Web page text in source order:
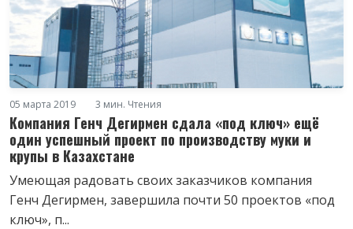
05 марта 2019 3 мин. Чтения
Компания Генч Дегирмен сдала «под ключ» ещё
один успешный проект по производству муки и
крупы в Казахстане
Умеющая радовать своих заказчиков компания
Генч Дегирмен, завершила почти 50 проектов «под
ключ», п...